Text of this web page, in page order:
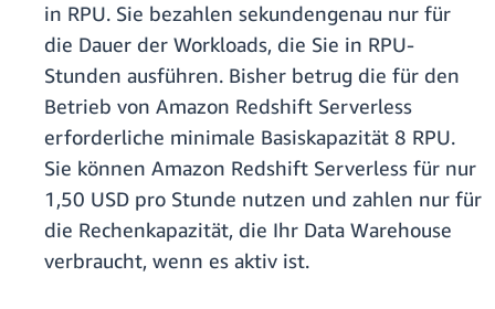
in RPU. Sie bezahlen sekundengenau nur für
die Dauer der Workloads, die Sie in RPU-
Stunden ausführen. Bisher betrug die für den
Betrieb von Amazon Redshift Serverless
erforderliche minimale Basiskapazität 8 RPU.
Sie können Amazon Redshift Serverless für nur
1,50 USD pro Stunde nutzen und zahlen nur für
die Rechenkapazität, die Ihr Data Warehouse
verbraucht, wenn es aktiv ist.